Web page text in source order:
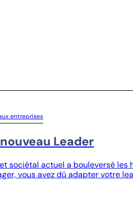
entreprises
Leader
sociétal actuel a bouleversé
vous avez dû adapter votre